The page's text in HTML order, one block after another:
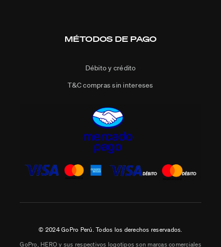
MÉTODOS DE PAGO
Débito y crédito
T&C compras sin intereses
© 2024 GoPro Perú. Todos los derechos reservados.
GoPro, HERO y sus respectivos logotipos son marcas comerciales